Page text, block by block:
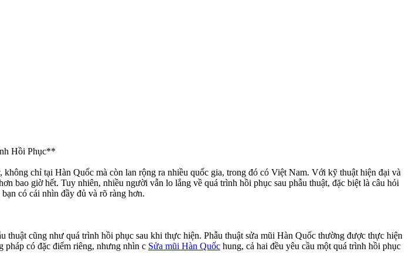
Hồi Phục**
chỉ tại Hàn Quốc mà còn lan rộng ra nhiều quốc gia, trong đó có Việt Nam. Với kỹ thuật hiện đại và
bao giờ hết. Tuy nhiên, nhiều người vẫn lo lắng về quá trình hồi phục sau phẫu thuật, đặc biệt là câu hỏi
có cái nhìn đầy đủ và rõ ràng hơn.
cũng như quá trình hồi phục sau khi thực hiện. Phẫu thuật sửa mũi Hàn Quốc thường được thực hiện
pháp có đặc điểm riêng, nhưng nhìn c Sửa mũi Hàn Quốc hung, cả hai đều yêu cầu một quá trình hồi phục